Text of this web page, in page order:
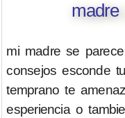
madre
mi madre se
consejos esconde
temprano te
esperiencia o